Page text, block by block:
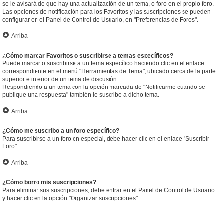
se le avisará de que hay una actualización de un tema, o foro en el propio foro.
Las opciones de notificación para los Favoritos y las suscripciones se pueden
configurar en el Panel de Control de Usuario, en "Preferencias de Foros".
Arriba
¿Cómo marcar Favoritos o suscribirse a temas específicos?
Puede marcar o suscribirse a un tema específico haciendo clic en el enlace
correspondiente en el menú "Herramientas de Tema", ubicado cerca de la parte
superior e inferior de un tema de discusión.
Respondiendo a un tema con la opción marcada de "Notificarme cuando se
publique una respuesta" también le suscribe a dicho tema.
Arriba
¿Cómo me suscribo a un foro específico?
Para suscribirse a un foro en especial, debe hacer clic en el enlace "Suscribir
Foro".
Arriba
¿Cómo borro mis suscripciones?
Para eliminar sus suscripciones, debe entrar en el Panel de Control de Usuario
y hacer clic en la opción "Organizar suscripciones".